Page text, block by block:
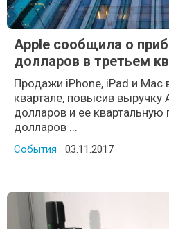
Apple сообщила о
долларов в третьем
Продажи iPhone, iPad и Mac
квартале, повысив
долларов и ее
долларов ...
События Posted on
03.11.2017